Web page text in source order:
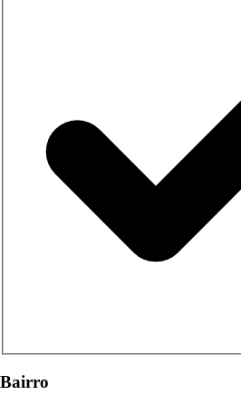
Bairro